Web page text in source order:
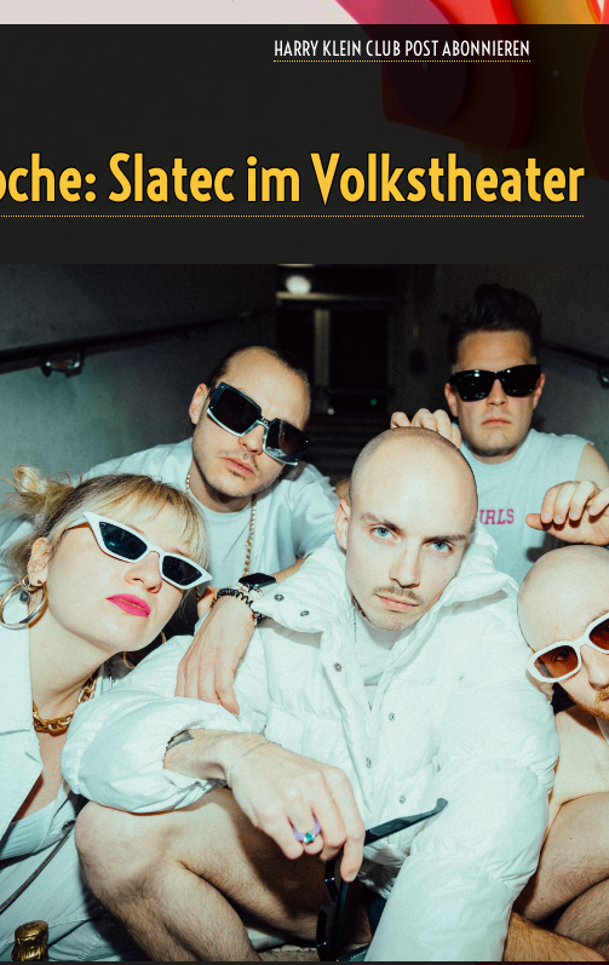
HARRY KLEIN CLUB POST ABONNIEREN
Slatec im Volkstheater